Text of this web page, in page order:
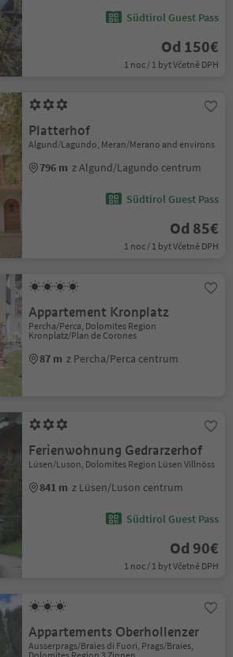
Südtirol Guest Pass
Od 150€
1 noc / 1 byt Včetně DPH
Platterhof
Algund/Lagundo, Meran/Merano and environs
796 m z Algund/Lagundo centrum
Südtirol Guest Pass
Od 85€
1 noc / 1 byt Včetně DPH
Appartement Kronplatz
Percha/Perca, Dolomites Region
Kronplatz/Plan de Corones
87 m z Percha/Perca centrum
Ferienwohnung Gedrarzerhof
Lüsen/Luson, Dolomites Region Lüsen Villnöss
841 m z Lüsen/Luson centrum
Südtirol Guest Pass
Od 90€
1 noc / 1 byt Včetně DPH
Appartements Oberhollenzer
Ausserprags/Braies di Fuori, Prags/Braies,